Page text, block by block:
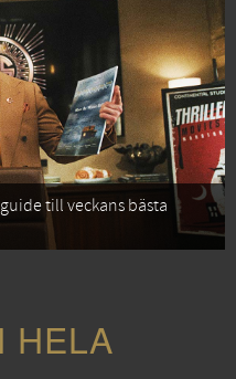
till veckans bästa
HELA